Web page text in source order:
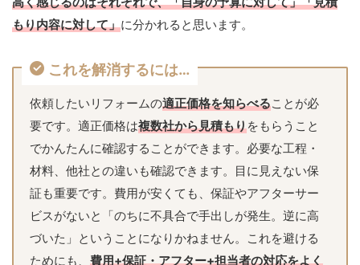
もり内容に対して」に分かれると思います。
これを解消するには…
依頼したいリフォームの適正価格を知らべることが必
要です。適正価格は複数社から見積もりをもらうこと
でかんたんに確認することができます。必要な工程・
材料、他社との違いも確認できます。目に見えない保
証も重要です。費用が安くても、保証やアフターサー
ビスがないと「のちに不具合で手出しが発生。逆に高
づいた」ということになりかねません。これを避ける
ためにも、 費用+保証・アフター+担当者の対応をよく